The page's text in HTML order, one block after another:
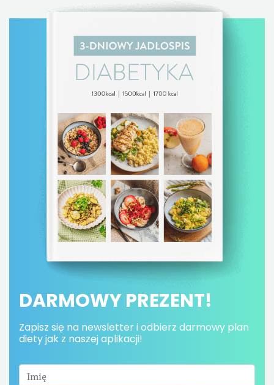
DARMOWY PREZENT!
Zapisz się na newsletter i odbierz darmowy plan
diety jak z naszej aplikacji!